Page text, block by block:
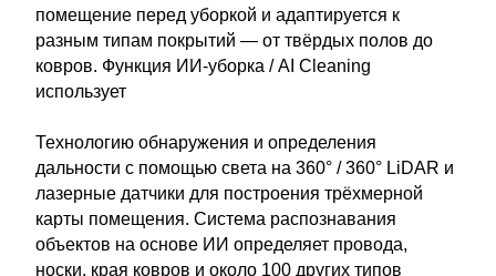
помещение перед уборкой и адаптируется к
разным типам покрытий — от твёрдых полов до
ковров. Функция ИИ-уборка / AI Cleaning
использует
Технологию обнаружения и определения
дальности с помощью света на 360° / 360° LiDAR и
лазерные датчики для построения трёхмерной
карты помещения. Система распознавания
объектов на основе ИИ определяет провода,
носки, края ковров и около 100 других типов